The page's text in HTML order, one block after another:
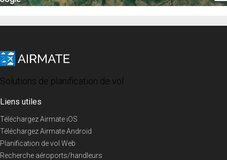
Solutions de planification de vol
Liens utiles
Téléchargez Airmate iOS
Téléchargez Airmate Android
Planification de vol Web
Recherche aéroports/handleurs